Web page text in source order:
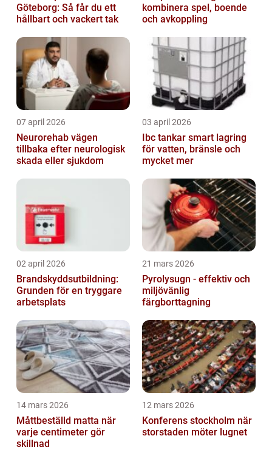
Göteborg: Så får du ett
hållbart och vackert tak
kombinera spel, boende
och avkoppling
07 april 2026
Neurorehab vägen
tillbaka efter neurologisk
skada eller sjukdom
03 april 2026
Ibc tankar smart lagring
för vatten, bränsle och
mycket mer
02 april 2026
Brandskyddsutbildning:
Grunden för en tryggare
arbetsplats
21 mars 2026
Pyrolysugn - effektiv och
miljövänlig
färgborttagning
14 mars 2026
Måttbeställd matta när
varje centimeter gör
skillnad
12 mars 2026
Konferens stockholm när
storstaden möter lugnet